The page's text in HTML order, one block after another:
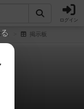
ログイン
ス 掲示板